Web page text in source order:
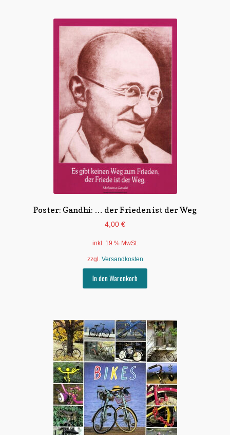
Poster: Gandhi: … der Frieden ist der Weg
4,00 €
inkl. 19 % MwSt.
zzgl. Versandkosten
In den Warenkorb